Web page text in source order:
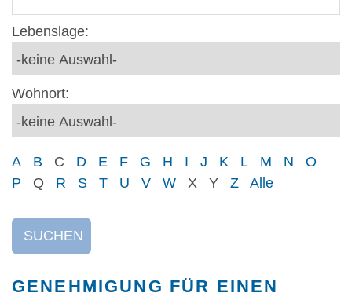
Lebenslage:
Wohnort:
A B C D E F G H I J K L M N
O
P
Q R S T U V W X Y Z Alle
SUCHEN
GENEHMIGUNG FÜR EINEN